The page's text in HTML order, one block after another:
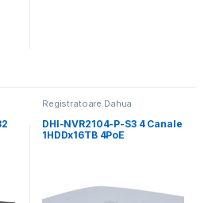
Registratoare Dahua
DHI-NVR2104-P-S3 4 Canale
1HDDx16TB 4PoE